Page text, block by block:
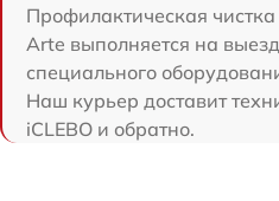
Профилактическая
Arte выполняется на
специального
Наш курьер доставит
iCLEBO и обратно.